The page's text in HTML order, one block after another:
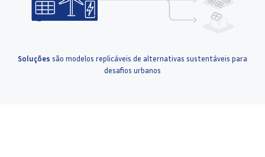
Soluções são modelos replicáveis de alternativas sustentáveis para
desafios urbanos